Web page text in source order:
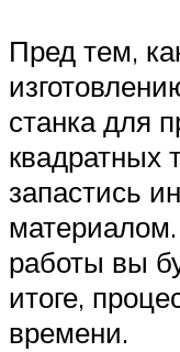
Пред тем,
станка для
квадратных
запастись
работы вы
итоге,
времени.